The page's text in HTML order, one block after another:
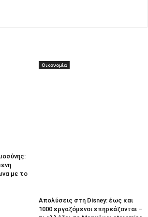
με το
Οικονομία
Απολύσεις στη Disney: έως και
1000 εργαζόμενοι επηρεάζονται –